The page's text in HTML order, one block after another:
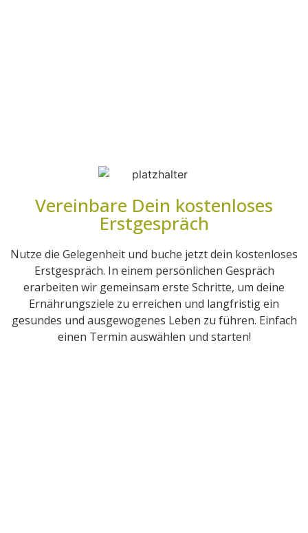
Vereinbare Dein kostenloses
Erstgespräch
Nutze die Gelegenheit und buche jetzt dein kostenloses
Erstgespräch. In einem persönlichen Gespräch
erarbeiten wir gemeinsam erste Schritte, um deine
Ernährungsziele zu erreichen und langfristig ein
gesundes und ausgewogenes Leben zu führen. Einfach
einen Termin auswählen und starten!